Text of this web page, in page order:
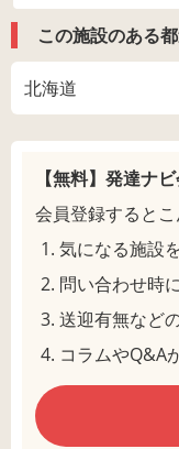
この施設のある
北海道
【無料】発達ナ
会員登録するとこ
気になる施設
問い合わせ時
送迎有無など
コラムやQ&A